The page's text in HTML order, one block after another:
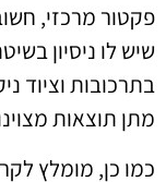
פקטור מרכזי,
שיש לו ניסיון
בתרכובות וציוד
מתן תוצאות
כמו כן, מומלץ